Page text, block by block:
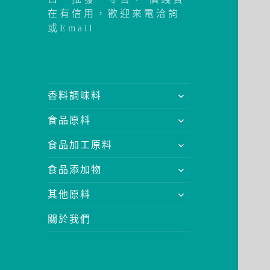
在有信用，歡迎來電洽詢
或Email
香料調味料
展
開
子
選
單
食品原料
展
開
子
選
單
食品加工原料
展
開
子
選
單
食品添加物
展
開
子
選
其他原料
展
開
選
關於我們